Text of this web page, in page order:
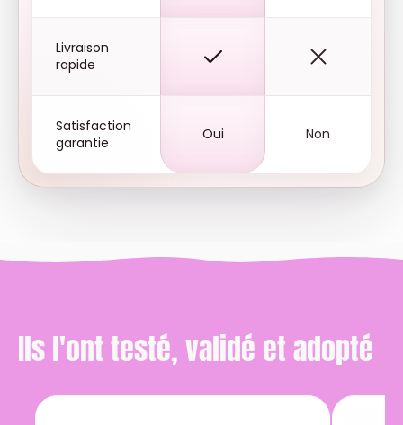
Livraison
rapide
Satisfaction
garantie
Oui Non
Ils l'ont testé, validé et adopté